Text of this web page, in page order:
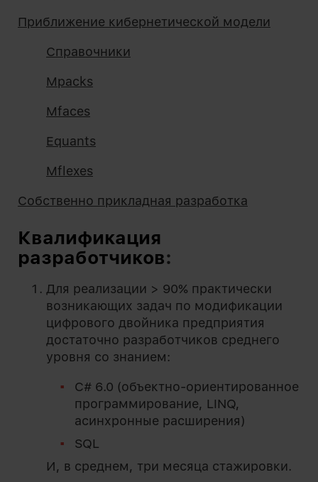
Приближение кибернетической модели
Справочники
Mpacks
Mfaces
Equants
Mflexes
Собственно прикладная разработка
Квалификация
разработчиков:
Для реализации > 90% практически
возникающих задач по модификации
цифрового двойника предприятия
достаточно разработчиков среднего
уровня со знанием:
C# 6.0 (объектно-ориентированное
программирование, LINQ,
асинхронные расширения)
SQL
И, в среднем, три месяца стажировки.